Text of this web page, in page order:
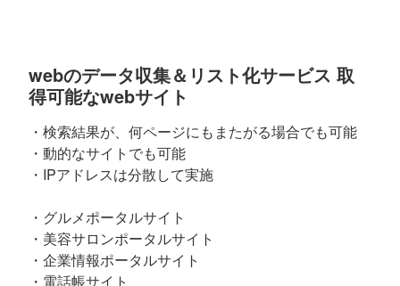
webのデータ収集＆リスト化サービス 取
得可能なwebサイト
・検索結果が、何ページにもまたがる場合でも可能
・動的なサイトでも可能
・IPアドレスは分散して実施
・グルメポータルサイト
・美容サロンポータルサイト
・企業情報ポータルサイト
・電話帳サイト